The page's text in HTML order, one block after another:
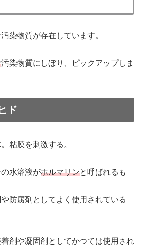
染物質が存在しています。
汚染物質にしぼり、ピックアップしま
ド
粘膜を刺激する。
水溶液がホルマリンと呼ばれるも
防腐剤としてよく使用されている
剤や凝固剤としてかつては使用され